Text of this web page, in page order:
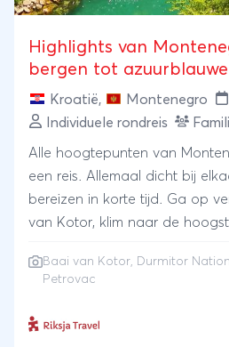
Highlights van
bergen tot
Kroatië, Montenegro
Individuele rondreis
Alle hoogtepunten van
een reis. Allemaal dicht bij
bereizen in korte tijd. Ga op
van Kotor, klim naar de
tussen de waterlelies op het
Petrovac.
Baai van Kotor, Durmitor
Petrovac